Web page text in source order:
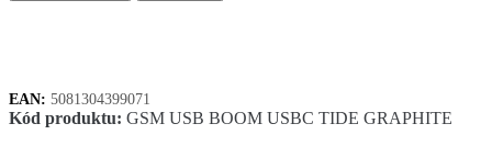
EAN: 5081304399071
Kód produktu: GSM USB BOOM USBC TIDE GRAPHITE